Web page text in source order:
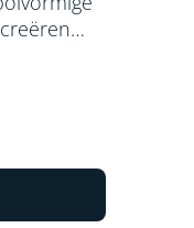
tintje
van
dat
en
met